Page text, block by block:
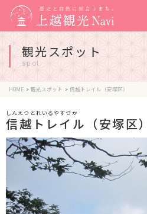
観光スポット
spot
HOME 観光スポット 信越トレイル（安塚区）
信越トレイル（安塚区）
しんえつとれいるやすづか